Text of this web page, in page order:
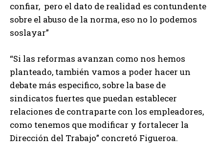
confiar, pero el dato de realidad es contundente
sobre el abuso de la norma, eso no lo podemos
soslayar”
“Si las reformas avanzan como nos hemos
planteado, también vamos a poder hacer un
debate más especifico, sobre la base de
sindicatos fuertes que puedan establecer
relaciones de contraparte con los empleadores,
como tenemos que modificar y fortalecer la
Dirección del Trabajo” concretó Figueroa.